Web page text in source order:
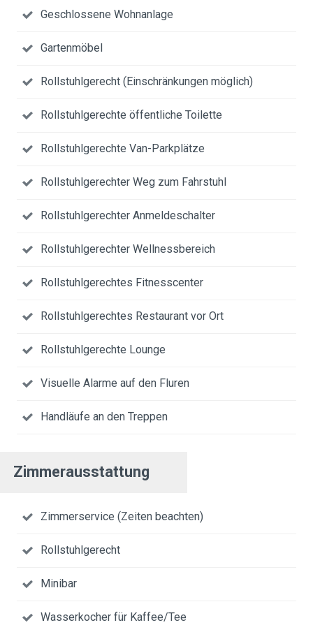
Geschlossene Wohnanlage
Gartenmöbel
Rollstuhlgerecht (Einschränkungen möglich)
Rollstuhlgerechte öffentliche Toilette
Rollstuhlgerechte Van-Parkplätze
Rollstuhlgerechter Weg zum Fahrstuhl
Rollstuhlgerechter Anmeldeschalter
Rollstuhlgerechter Wellnessbereich
Rollstuhlgerechtes Fitnesscenter
Rollstuhlgerechtes Restaurant vor Ort
Rollstuhlgerechte Lounge
Visuelle Alarme auf den Fluren
Handläufe an den Treppen
Zimmerausstattung
Zimmerservice (Zeiten beachten)
Rollstuhlgerecht
Minibar
Wasserkocher für Kaffee/Tee